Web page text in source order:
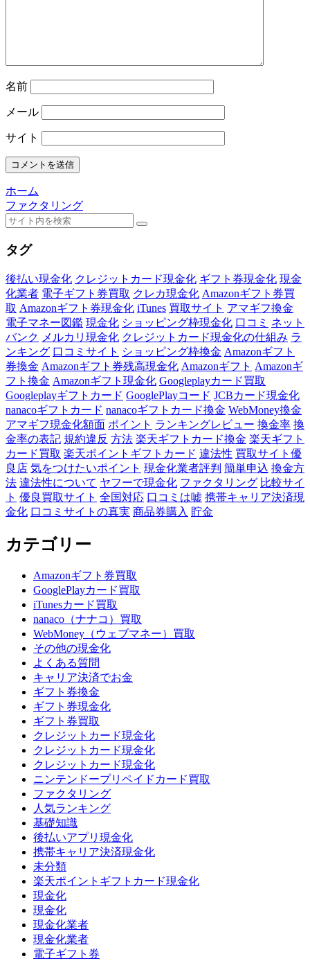
名前
メール
サイト
ホーム
ファクタリング
タグ
後払い現金化 クレジットカード現金化 ギフト券現金化 現金
化業者 電子ギフト券買取 クレカ現金化 Amazonギフト券買
取 Amazonギフト券現金化 iTunes 買取サイト アマギフ換金
電子マネー図鑑 現金化 ショッピング枠現金化 口コミ ネット
バンク メルカリ現金化 クレジットカード現金化の仕組み ラ
ンキング 口コミサイト ショッピング枠換金 Amazonギフト
券換金 Amazonギフト券残高現金化 Amazonギフト Amazonギ
フト換金 Amazonギフト現金化 Googleplayカード買取
Googleplayギフトカード GooglePlayコード JCBカード現金化
nanacoギフトカード nanacoギフトカード換金 WebMoney換金
アマギフ現金化額面 ポイント ランキングレビュー 換金率 換
金率の表記 規約違反 方法 楽天ギフトカード換金 楽天ギフト
カード買取 楽天ポイントギフトカード 違法性 買取サイト優
良店 気をつけたいポイント 現金化業者評判 簡単申込 換金方
法 違法性について ヤフーで現金化 ファクタリング 比較サイ
ト 優良買取サイト 全国対応 口コミは嘘 携帯キャリア決済現
金化 口コミサイトの真実 商品券購入 貯金
カテゴリー
Amazonギフト券買取
GooglePlayカード買取
iTunesカード買取
nanaco（ナナコ）買取
WebMoney（ウェブマネー）買取
その他の現金化
よくある質問
キャリア決済でお金
ギフト券換金
ギフト券現金化
ギフト券買取
クレジットカード現金化
クレジットカード現金化
クレジットカード現金化
ニンテンドープリペイドカード買取
ファクタリング
人気ランキング
基礎知識
後払いアプリ現金化
携帯キャリア決済現金化
未分類
楽天ポイントギフトカード現金化
現金化
現金化
現金化業者
現金化業者
電子ギフト券